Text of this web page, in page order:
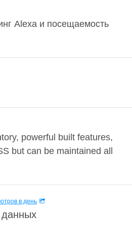
Alexa и посещаемость
powerful built features,
but can be maintained all
в день
данных